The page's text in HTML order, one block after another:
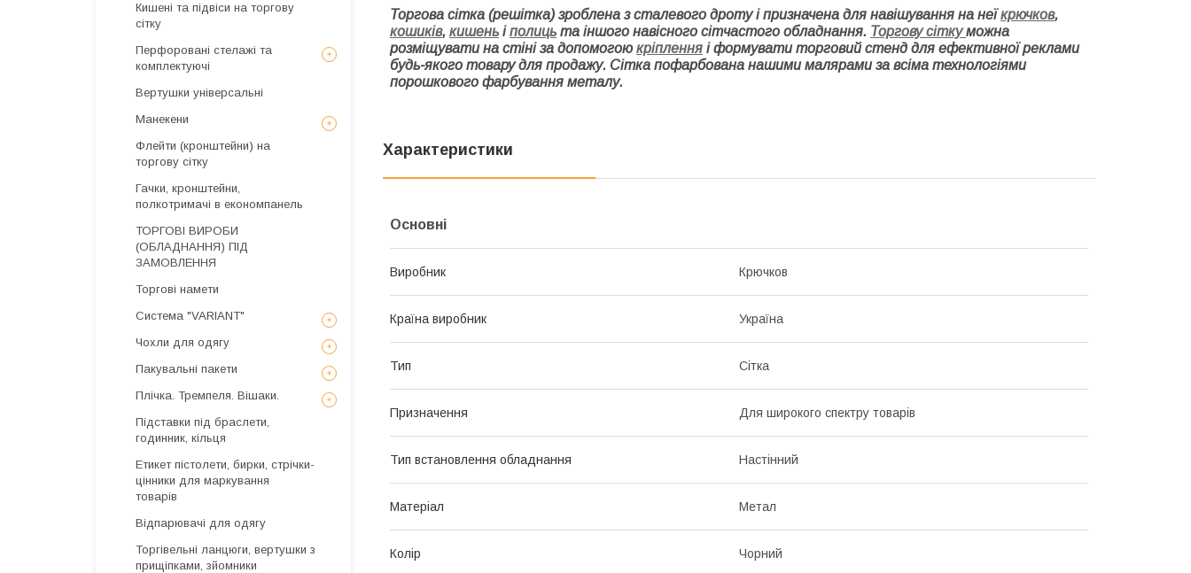
Торгова сітка (решітка) зроблена з сталевого дроту і призначена для навішування на неїкрючков,
кошиків, кишень іполиць та іншого навісного сітчастого обладнання. Торгову сіткуможна
розміщувати на стіні за допомогоюкріплення і формувати торговий стенд для ефективної реклами
будь-якого товару для продажу. Сітка пофарбована нашими малярами за всіма технологіями
порошкового фарбування металу.
Характеристики
Основні
Виробник Крючков
Країна виробник Україна
Тип Сітка
Призначення Для широкого спектру товарів
Тип встановлення обладнання Настінний
Матеріал Метал
Колір Чорний
Кишені та підвіси на торгову
сітку
Перфоровані стелажі та
комплектуючі
Вертушки універсальні
Манекени
Флейти (кронштейни) на
торгову сітку
Гачки, кронштейни,
полкотримачі в економпанель
ТОРГОВІ ВИРОБИ
(ОБЛАДНАННЯ) ПІД
ЗАМОВЛЕННЯ
Торгові намети
Система "VARIANT"
Чохли для одягу
Пакувальні пакети
Плічка. Тремпеля. Вішаки.
Підставки під браслети,
годинник, кільця
Етикет пістолети, бирки, стрічки-
цінники для маркування
товарів
Відпарювачі для одягу
Торгівельні ланцюги, вертушки з
прищіпками, зйомники